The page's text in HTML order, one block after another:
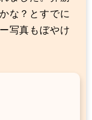
な？とすでに
写真もぼやけ